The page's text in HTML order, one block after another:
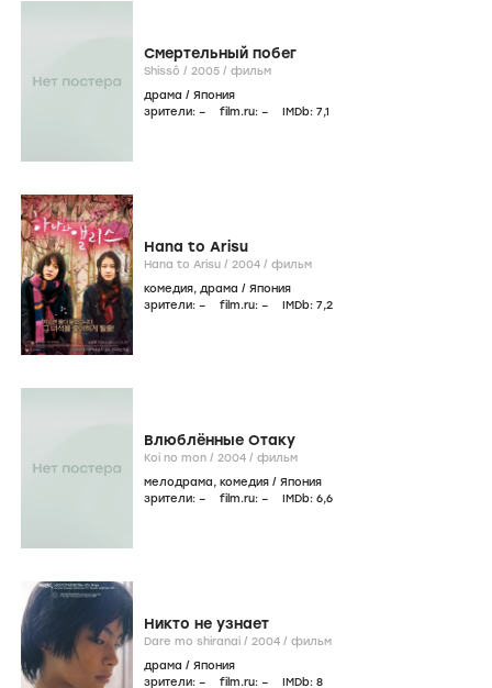
Смертельный побег
Shissô / 2005 / фильм
драма / Япония
зрители: – film.ru: – IMDb: 7,1
Hana to Arisu
Hana to Arisu / 2004 / фильм
комедия, драма / Япония
зрители: – film.ru: – IMDb: 7,2
Влюблённые Отаку
Koi no mon / 2004 / фильм
мелодрама, комедия / Япония
зрители: – film.ru: – IMDb: 6,6
Никто не узнает
Dare mo shiranai / 2004 / фильм
драма / Япония
зрители: – film.ru: – IMDb: 8